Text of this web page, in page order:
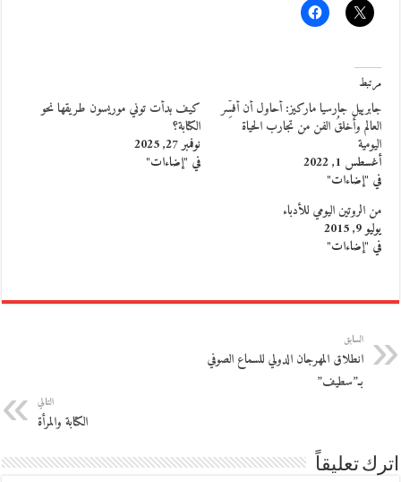
مرتبط
جابرييل جارسيا ماركيز: أحاول أن أفسِّر
العالم وأخلقُ الفن من تجارب الحياة
اليومية
أغسطس 1, 2022
في "إضاءات"
كيف بدأت توني موريسون طريقها نحو
الكتابة؟
نوفمبر 27, 2025
في "إضاءات"
من الروتين اليومي للأدباء
يوليو 9, 2015
في "إضاءات"
السابق
انطلاق المهرجان الدولي للسماع الصوفي
بـ”سطيف”
التالي
الكتابة والمرأة
اترك تعليقاً